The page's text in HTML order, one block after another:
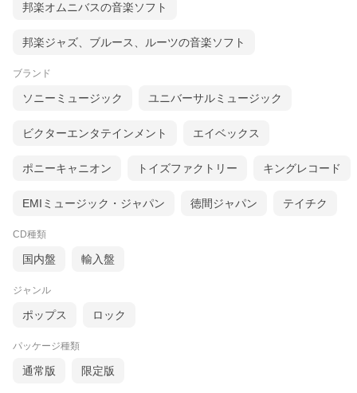
邦楽オムニバスの音楽ソフト
邦楽ジャズ、ブルース、ルーツの音楽ソフト
ブランド
ソニーミュージック ユニバーサルミュージック
ビクターエンタテインメント エイベックス
ポニーキャニオン トイズファクトリー キングレコード
EMIミュージック・ジャパン 徳間ジャパン テイチク
CD種類
国内盤 輸入盤
ジャンル
ポップス ロック
パッケージ種類
通常版 限定版